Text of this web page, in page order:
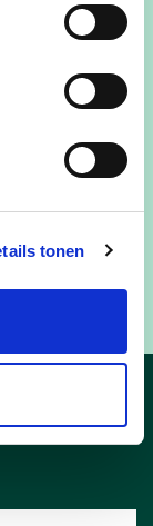
tonen
wordt de
alle straten
De invoering
van de